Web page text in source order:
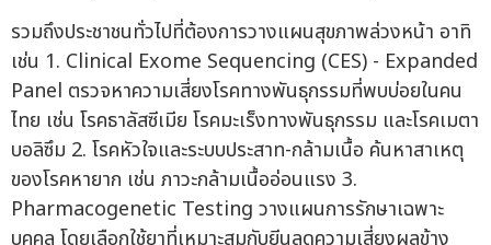
รวมถึงประชาชนทั่วไปที่ต้องการวางแผนสุขภาพล่วงหน้า อาทิ
เช่น 1. Clinical Exome Sequencing (CES) - Expanded
Panel ตรวจหาความเสี่ยงโรคทางพันธุกรรมที่พบบ่อยในคน
ไทย เช่น โรคธาลัสซีเมีย โรคมะเร็งทางพันธุกรรม และโรคเมตา
บอลิซึม 2. โรคหัวใจและระบบประสาท-กล้ามเนื้อ ค้นหาสาเหตุ
ของโรคหายาก เช่น ภาวะกล้ามเนื้ออ่อนแรง 3.
Pharmacogenetic Testing วางแผนการรักษาเฉพาะ